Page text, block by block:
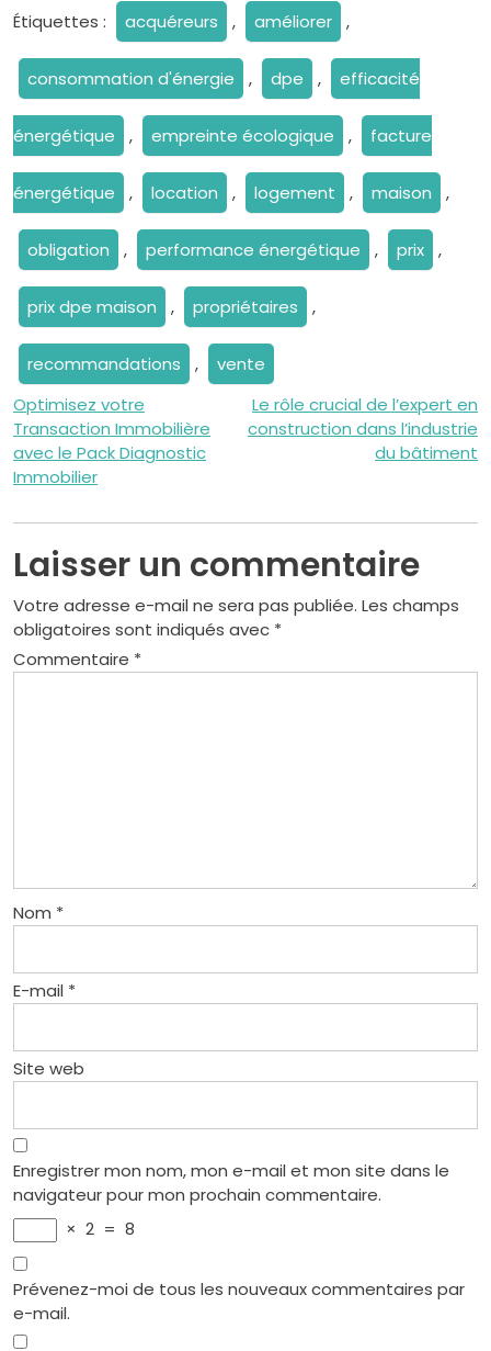
Étiquettes : acquéreurs , améliorer ,
consommation d'énergie , dpe , efficacité
énergétique , empreinte écologique , facture
énergétique , location , logement , maison ,
obligation , performance énergétique , prix ,
prix dpe maison , propriétaires ,
recommandations , vente
Navigation
de
l’article
Optimisez votre
Transaction Immobilière
avec le Pack Diagnostic
Immobilier
Le rôle crucial de l’expert en
construction dans l’industrie
du bâtiment
Laisser un commentaire
Votre adresse e-mail ne sera pas publiée. Les champs
obligatoires sont indiqués avec *
Commentaire *
Nom *
E-mail *
Site web
Enregistrer mon nom, mon e-mail et mon site dans le
navigateur pour mon prochain commentaire.
× 2 = 8
Prévenez-moi de tous les nouveaux commentaires par
e-mail.